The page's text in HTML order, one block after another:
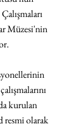
Müzesi'nin
kurulan
resmi olarak